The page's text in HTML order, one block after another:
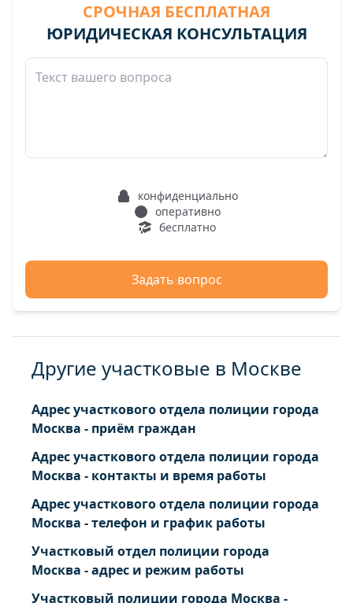
СРОЧНАЯ БЕСПЛАТНАЯ
ЮРИДИЧЕСКАЯ КОНСУЛЬТАЦИЯ
конфиденциально
оперативно
бесплатно
Задать вопрос
Другие участковые в Москве
Адрес участкового отдела полиции города
Москва - приём граждан
Адрес участкового отдела полиции города
Москва - контакты и время работы
Адрес участкового отдела полиции города
Москва - телефон и график работы
Участковый отдел полиции города
Москва - адрес и режим работы
Участковый полиции города Москва -